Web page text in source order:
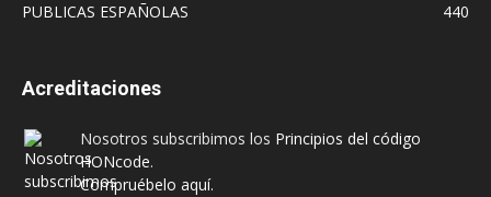
PUBLICAS ESPAÑOLAS
440
Acreditaciones
Nosotros subscribimos los Principios del código
HONcode.
Compruébelo aquí.